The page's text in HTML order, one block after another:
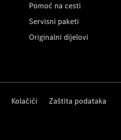
Pomoć na cesti
Servisni paketi
Originalni dijelovi
Kolačići Zaštita podataka